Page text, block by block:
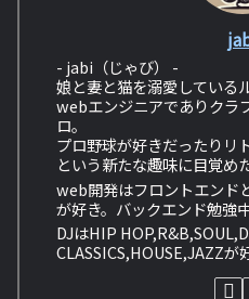
- jabi（じゃび） -
娘と妻と猫を溺愛している
webエンジニアでありクラ
ロ。
プロ野球が好きだったりリ
という新たな趣味に目覚め
web開発はフロントエン
が好き。バックエンド勉強中
DJはHIP
CLASSICS,HOUSE,JAZZが